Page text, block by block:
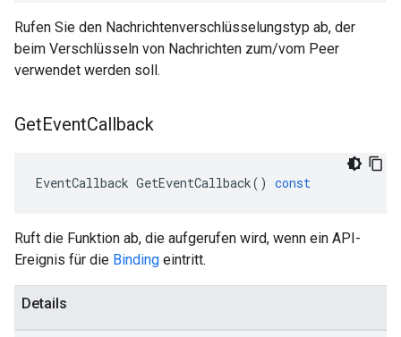
Rufen Sie den Nachrichtenverschlüsselungstyp ab, der
beim Verschlüsseln von Nachrichten zum/vom Peer
verwendet werden soll.
GetEventCallback
EventCallback GetEventCallback() const
Ruft die Funktion ab, die aufgerufen wird, wenn ein API-
Ereignis für die Binding eintritt.
Details